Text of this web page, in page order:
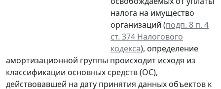
налога на имущество
организаций (подп. 8 п. 4
ст. 374 Налогового
кодекса), определение
амортизационной группы происходит исходя из
классификации основных средств (ОС),
действовавшей на дату принятия данных объектов к